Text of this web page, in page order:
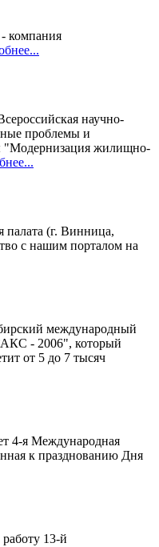
компания
научно-
проблемы и
"Модернизация жилищно-
(г. Винница,
с нашим порталом на
международный
- 2006", который
от 5 до 7 тысяч
4-я Международная
к празднованию Дня
13-й